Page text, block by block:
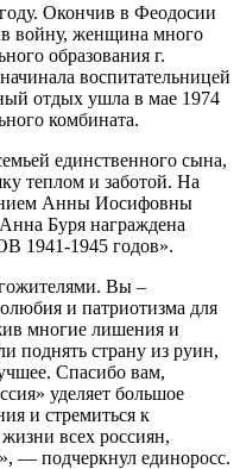
Окончив в Феодосии
войну, женщина много
образования г.
воспитательницей
отдых ушла в мае 1974
комбината.
единственного сына,
теплом и заботой. На
Анны Иосифовны
Буря награждена
1941-1945 годов».
Вы –
и патриотизма для
многие лишения и
поднять страну из руин,
Спасибо вам,
уделяет большое
и стремиться к
всех россиян,
— подчеркнул единоросс.